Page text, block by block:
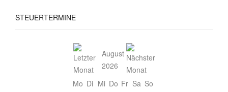
STEUERTERMINE
August
2026
Mo Di Mi Do Fr Sa So